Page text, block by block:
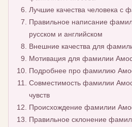
Лучшие качества человека с
Правильное написание
русском и английском
Внешние качества для
Мотивация для фамилии
Подробнее про фамилию
Совместимость фамилии
чувств
Происхождение фамилии
Правильное склонение